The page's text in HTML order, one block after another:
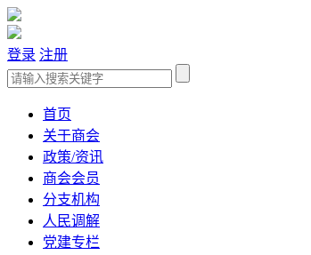
登录 注册
首页
关于商会
政策/资讯
商会会员
分支机构
人民调解
党建专栏